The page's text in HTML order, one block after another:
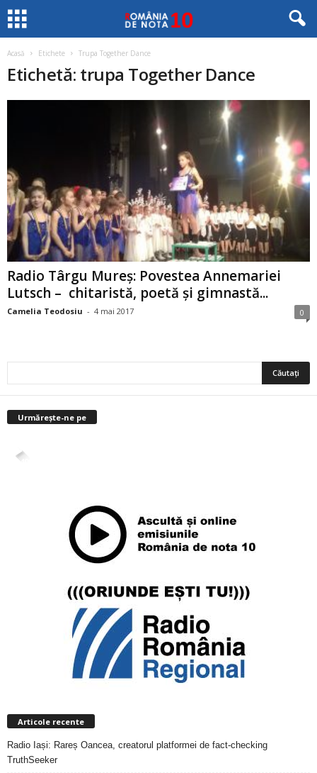
Acasă Etichete Trupa Together Dance
Etichetă: trupa Together Dance
Radio Târgu Mureş: Povestea Annemariei
Lutsch – chitaristă, poetă şi gimnastă...
Camelia Teodosiu - 4 mai 2017 0
Urmărește-ne pe
4,400
Articole recente
Radio Iași: Rareș Oancea, creatorul platformei de fact-checking
TruthSeeker